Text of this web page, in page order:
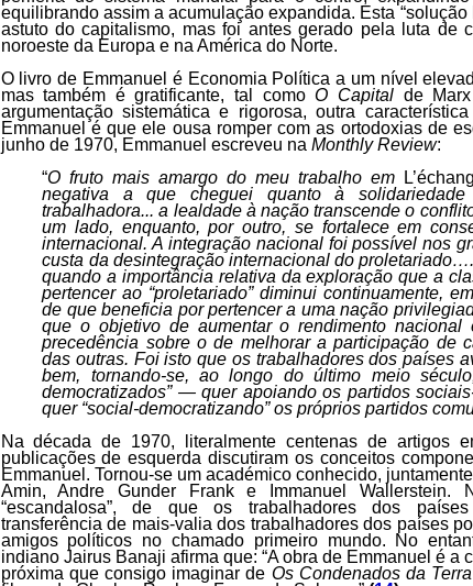
equilibrando assim a acumulação expandida. Esta “solução
astuto do capitalismo, mas foi antes gerado pela luta de
noroeste da Europa e na América do Norte.
O livro de Emmanuel é Economia Política a um nível
mas também é gratificante, tal comoO Capital de Marx
argumentação sistemática e rigorosa, outra
Emmanuel é que ele ousa romper com as ortodoxias de
junho de 1970, Emmanuel escreveu na Monthly Review:
“O fruto mais amargo do meu trabalho em
negativa a que cheguei quanto à solidariedade
trabalhadora... a lealdade à nação transcende o
um lado, enquanto, por outro, se fortalece em
internacional. A integração nacional foi possível nos
custa da desintegração internacional do
quando a importância relativa da exploração que a
pertencer ao “proletariado” diminui continuamente,
de que beneficia por pertencer a uma nação
que o objetivo de aumentar o rendimento nacional
precedência sobre o de melhorar a participação de
das outras. Foi isto que os trabalhadores dos países
bem, tornando-se, ao longo do último meio
democratizados” — quer apoiando os partidos
quer “social-democratizando” os próprios partidos
Na década de 1970, literalmente centenas de artigos
publicações de esquerda discutiram os conceitos
Emmanuel. Tornou-se um académico conhecido,
Amin, Andre Gunder Frank e Immanuel Wallerstein.
“escandalosa”, de que os trabalhadores dos
transferência de mais-valia dos trabalhadores dos países
amigos políticos no chamado primeiro mundo. No
indiano Jairus Banaji afirma que: “A obra de Emmanuel é a
próxima que consigo imaginar de Os Condenados da Terra